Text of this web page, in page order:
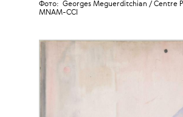
Фото: Georges Meguerditchian / Centre
MNAM-CCI